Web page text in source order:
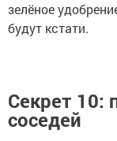
зелёное
будут кстати.
Секрет 10:
соседей